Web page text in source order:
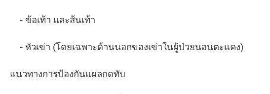
- ข้อเท้า และส้นเท้า
- หัวเข่า (โดยเฉพาะด้านนอกของเข่าในผู้ป่วยนอนตะแคง)
แนวทางการป้องกันแผลกดทับ